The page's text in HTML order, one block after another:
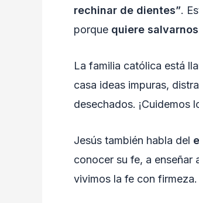
rechinar de dientes”.
porque quiere salvarnos
La familia católica está
casa ideas impuras,
desechados. ¡Cuidemos
Jesús también habla del
conocer su fe, a enseñar
vivimos la fe con firmeza.